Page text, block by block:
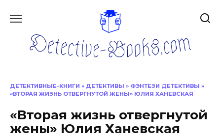
ДЕТЕКТИВНЫЕ-КНИГИ » ДЕТЕКТИВЫ » ФЭНТЕЗИ ДЕТЕКТИВЫ »
«ВТОРАЯ ЖИЗНЬ ОТВЕРГНУТОЙ ЖЕНЫ» ЮЛИЯ ХАНЕВСКАЯ
«Вторая жизнь отвергнутой
жены» Юлия Ханевская